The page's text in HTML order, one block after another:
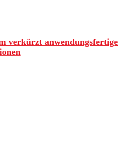
verkürzt anwendungsfertige